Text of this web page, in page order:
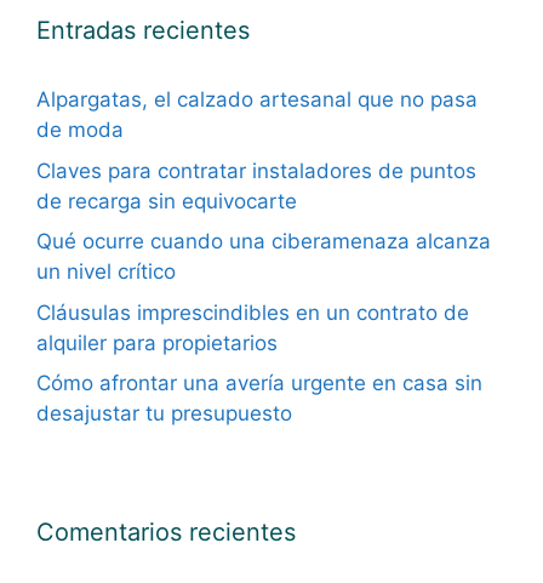
Entradas recientes
Alpargatas, el calzado artesanal que no pasa
de moda
Claves para contratar instaladores de puntos
de recarga sin equivocarte
Qué ocurre cuando una ciberamenaza alcanza
un nivel crítico
Cláusulas imprescindibles en un contrato de
alquiler para propietarios
Cómo afrontar una avería urgente en casa sin
desajustar tu presupuesto
Comentarios recientes